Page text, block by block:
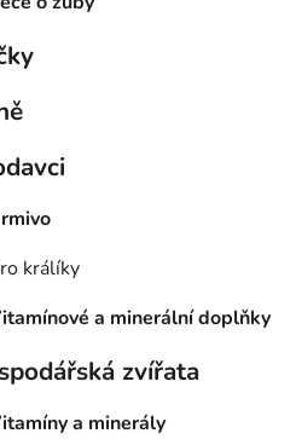
králíky
a minerální doplňky
zvířata
a minerály